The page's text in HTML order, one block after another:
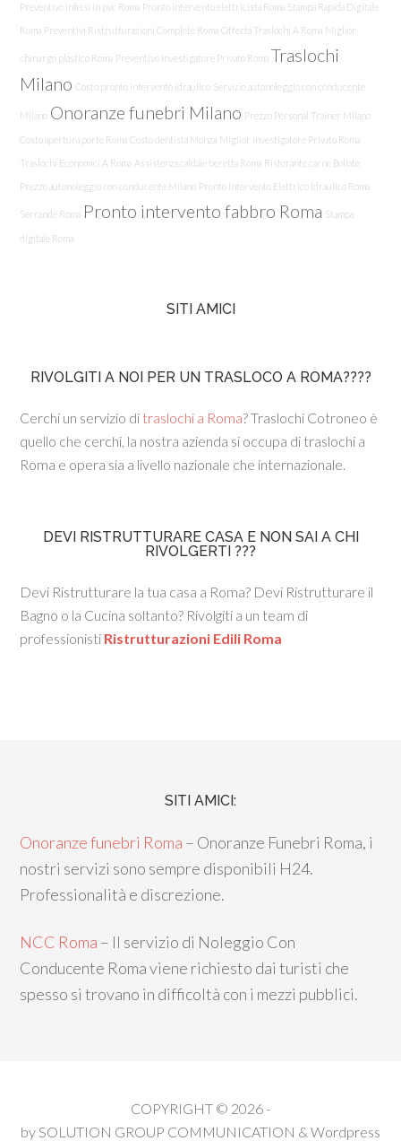
Preventivo infissi in pvc Roma Pronto intervento elettricista Roma Stampa Rapida Digitale
Roma Preventivi Ristrutturazioni Complete Roma Offerta Traslochi A Roma Miglior
chirurgo plastico Roma Preventivo Investigatore Privato Roma Traslochi
Milano Costo pronto intervento idraulico Servizio autonoleggio con conducente
Milano Onoranze funebri Milano Prezzo Personal Trainer Milano
Costo apertura porte Roma Costo dentista Monza Miglior Investigatore Privato Roma
Traslochi Economici A Roma Assistenza caldaie beretta Roma Ristorante carne Bollate
Prezzo autonoleggio con conducente Milano Pronto Intervento Elettrico Idraulico Roma
Serrande Roma Pronto intervento fabbro Roma Stampa
digitale Roma
SITI AMICI
RIVOLGITI A NOI PER UN TRASLOCO A ROMA????
Cerchi un servizio di traslochi a Roma? Traslochi Cotroneo è
quello che cerchi, la nostra azienda si occupa di traslochi a
Roma e opera sia a livello nazionale che internazionale.
DEVI RISTRUTTURARE CASA E NON SAI A CHI
RIVOLGERTI ???
Devi Ristrutturare la tua casa a Roma? Devi Ristrutturare il
Bagno o la Cucina soltanto? Rivolgiti a un team di
professionisti Ristrutturazioni Edili Roma
SITI AMICI:
Onoranze funebri Roma – Onoranze Funebri Roma, i
nostri servizi sono sempre disponibili H24.
Professionalità e discrezione.
NCC Roma – Il servizio di Noleggio Con
Conducente Roma viene richiesto dai turisti che
spesso si trovano in difficoltà con i mezzi pubblici.
COPYRIGHT © 2026 -
bySOLUTION GROUP COMMUNICATION & Wordpress